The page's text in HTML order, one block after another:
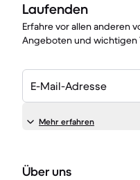
Laufenden
Erfahre vor allen anderen
Angeboten und wichtigen
E-Mail-Adresse
Mehr erfahren
Über uns